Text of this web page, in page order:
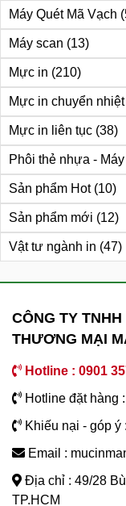
Máy Quét Mã Vạch
Máy scan (13)
Mực in (210)
Mực in chuyển nhiệt
Mực in liên tục (38)
Phôi thẻ nhựa -
Sản phẩm Hot (10)
Sản phẩm mới (12)
Vật tư ngành in (47)
CÔNG TY
THƯƠNG MẠI
Hotline : 0901
Hotline đặt hàng
Khiếu nại - góp ý
Email :
Địa chỉ : 49/28
TP.HCM